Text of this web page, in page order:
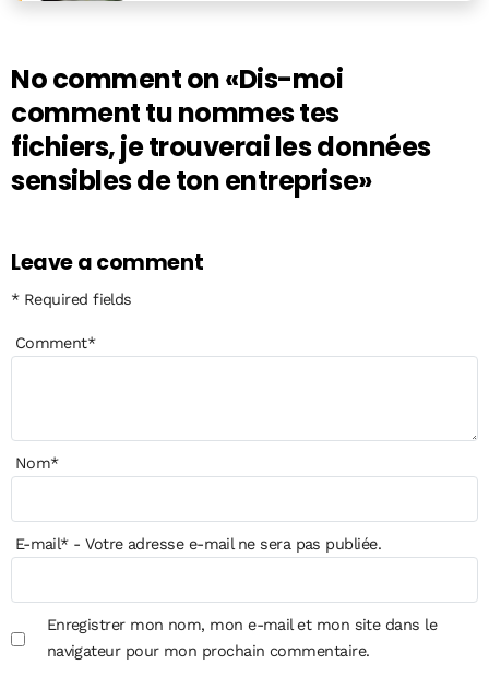
No comment on«Dis-moi
comment tu nommes tes
fichiers, je trouverai les données
sensibles de ton entreprise»
Leave a comment
* Required fields
Comment*
Nom*
E-mail*- Votre adresse e-mail ne sera pas publiée.
Enregistrer mon nom, mon e-mail et mon site dans le
navigateur pour mon prochain commentaire.